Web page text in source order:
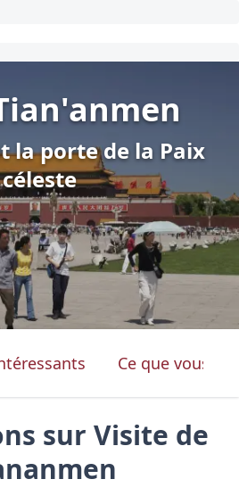
la porte de la Paix
céleste
Ce que vous
sur Visite de